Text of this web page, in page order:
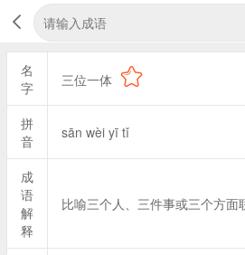
名
字
三位一体
拼
音
sān wèi yī tǐ
成
语
解
释
比喻三个人、三件事或三个方面